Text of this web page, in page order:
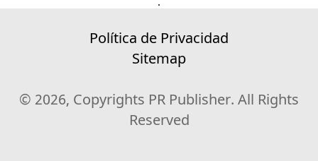
Política de Privacidad
Sitemap
© 2026, Copyrights PR Publisher. All Rights
Reserved